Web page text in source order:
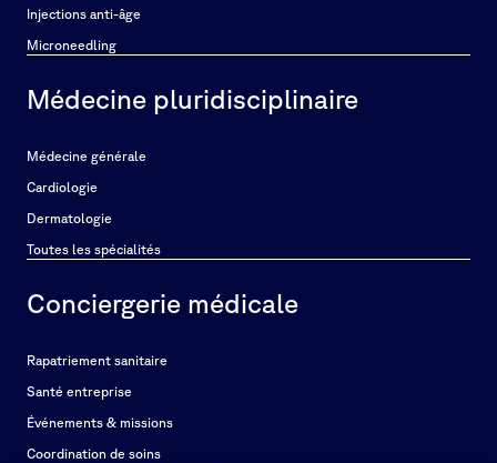
Injections anti-âge
Microneedling
Médecine pluridisciplinaire
Médecine générale
Cardiologie
Dermatologie
Toutes les spécialités
Conciergerie médicale
Rapatriement sanitaire
Santé entreprise
Événements & missions
Coordination de soins